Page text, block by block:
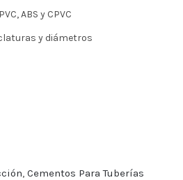
ABS y CPVC
y diámetros
, Cementos Para Tuberías